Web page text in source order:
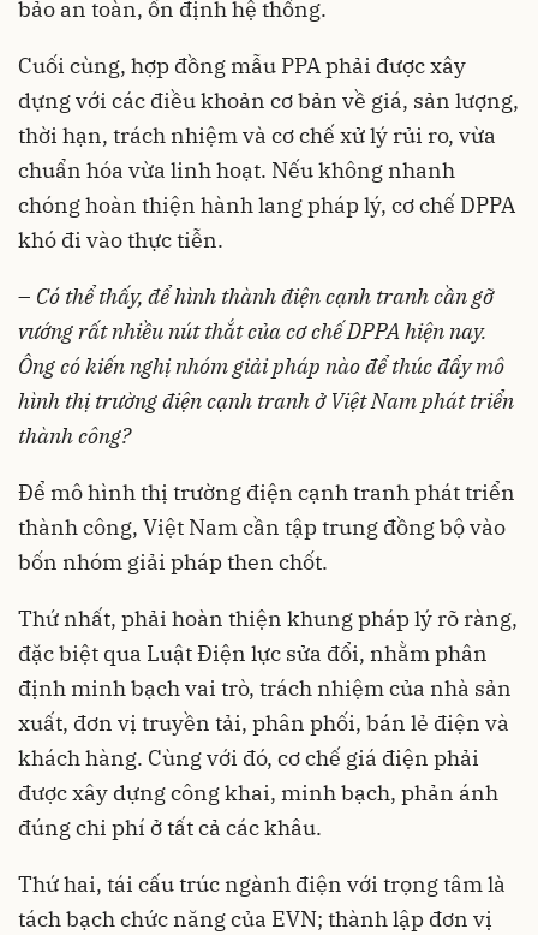
bảo an toàn, ổn định hệ thống.
Cuối cùng, hợp đồng mẫu PPA phải được xây
dựng với các điều khoản cơ bản về giá, sản lượng,
thời hạn, trách nhiệm và cơ chế xử lý rủi ro, vừa
chuẩn hóa vừa linh hoạt. Nếu không nhanh
chóng hoàn thiện hành lang pháp lý, cơ chế DPPA
khó đi vào thực tiễn.
– Có thể thấy, để hình thành điện cạnh tranh cần gỡ
vướng rất nhiều nút thắt của cơ chế DPPA hiện nay.
Ông có kiến nghị nhóm giải pháp nào để thúc đẩy mô
hình thị trường điện cạnh tranh ở Việt Nam phát triển
thành công?
Để mô hình thị trường điện cạnh tranh phát triển
thành công, Việt Nam cần tập trung đồng bộ vào
bốn nhóm giải pháp then chốt.
Thứ nhất, phải hoàn thiện khung pháp lý rõ ràng,
đặc biệt qua Luật Điện lực sửa đổi, nhằm phân
định minh bạch vai trò, trách nhiệm của nhà sản
xuất, đơn vị truyền tải, phân phối, bán lẻ điện và
khách hàng. Cùng với đó, cơ chế giá điện phải
được xây dựng công khai, minh bạch, phản ánh
đúng chi phí ở tất cả các khâu.
Thứ hai, tái cấu trúc ngành điện với trọng tâm là
tách bạch chức năng của EVN; thành lập đơn vị